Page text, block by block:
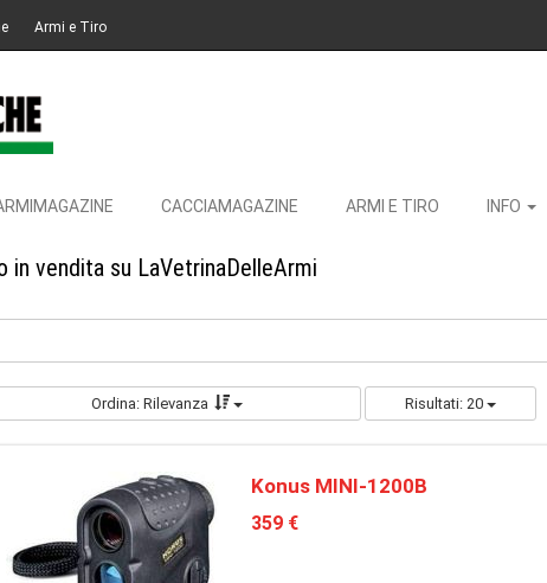
Armi e Tiro
CACCIAMAGAZINE ARMI E TIRO INFO
in vendita su LaVetrinaDelleArmi
Ordina: Rilevanza Risultati: 20
Konus MINI-1200B
359 €